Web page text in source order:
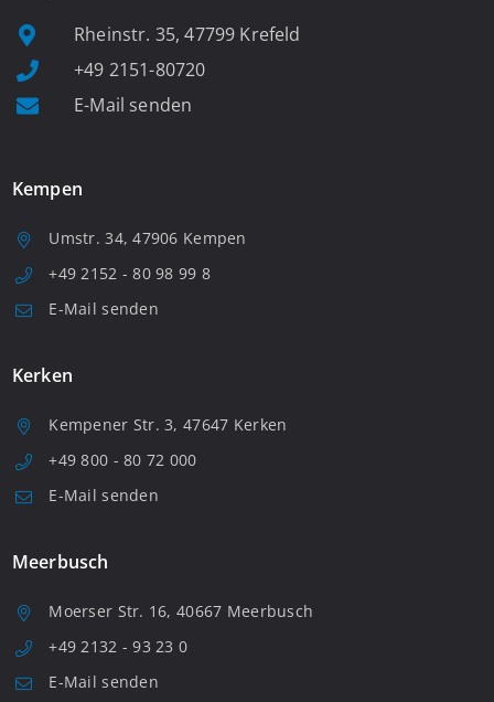
Rheinstr. 35, 47799 Krefeld
+49 2151-80720
E-Mail senden
Kempen
Umstr. 34, 47906 Kempen
+49 2152 - 80 98 99 8
E-Mail senden
Kerken
Kempener Str. 3, 47647 Kerken
+49 800 - 80 72 000
E-Mail senden
Meerbusch
Moerser Str. 16, 40667 Meerbusch
+49 2132 - 93 23 0
E-Mail senden